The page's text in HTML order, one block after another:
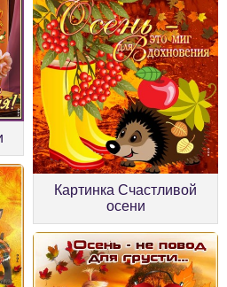
Картинка Счастливой
осени